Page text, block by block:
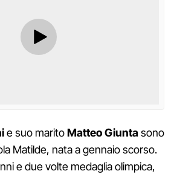
e suo maritoMatteo Giuntasono
Matilde, nata a gennaio scorso.
e due volte medaglia olimpica,